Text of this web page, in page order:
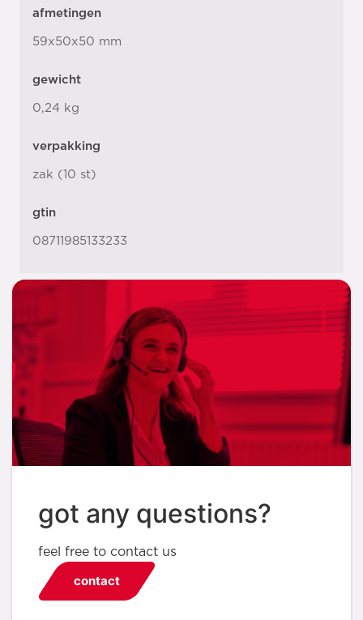
afmetingen
59x50x50 mm
gewicht
0,24 kg
verpakking
zak (10 st)
gtin
08711985133233
got any questions?
feel free to contact us
contact